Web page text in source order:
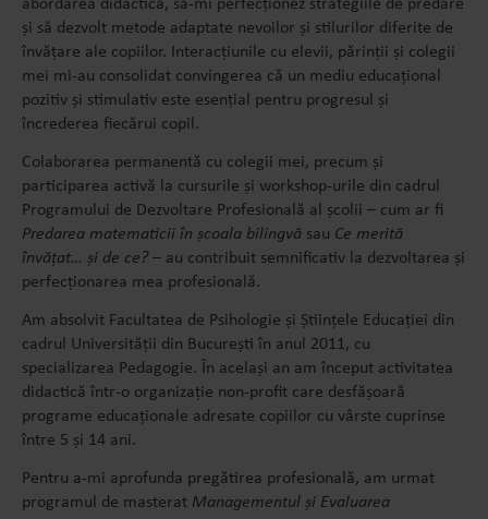
abordarea didactică, să-mi perfecționez strategiile de predare
și să dezvolt metode adaptate nevoilor și stilurilor diferite de
învățare ale copiilor. Interacțiunile cu elevii, părinții și colegii
mei mi-au consolidat convingerea că un mediu educațional
pozitiv și stimulativ este esențial pentru progresul și
încrederea fiecărui copil.
Colaborarea permanentă cu colegii mei, precum și
participarea activă la cursurile și workshop-urile din cadrul
Programului de Dezvoltare Profesională al școlii – cum ar fi
Predarea matematicii în școala bilingvă sau Ce merită
învățat… și de ce?– au contribuit semnificativ la dezvoltarea și
perfecționarea mea profesională.
Am absolvit Facultatea de Psihologie și Științele Educației din
cadrul Universității din București în anul 2011, cu
specializarea Pedagogie. În același an am început activitatea
didactică într-o organizație non-profit care desfășoară
programe educaționale adresate copiilor cu vârste cuprinse
între 5 și 14 ani.
Pentru a-mi aprofunda pregătirea profesională, am urmat
programul de masterat Managementul și Evaluarea